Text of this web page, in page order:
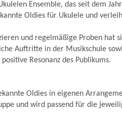
Ensemble, das seit dem
Oldies für Ukulele und
und regelmäßige Proben hat
Auftritte in der Musikschule
Resonanz des Publikums.
Oldies in eigenen
und wird passend für die